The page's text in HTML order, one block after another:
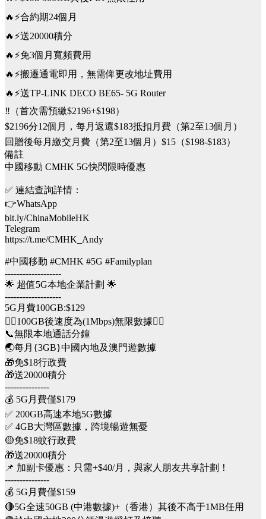
🔥⚡️合約期24個月
🔥⚡️送20000積分
🔥⚡️免3個月寬頻費用
🔥⚡️搬遷通電即用，無需俾更改地址費用
🔥⚡️送TP-LINK DECO BE65- 5G Router
‼️（首次需預繳$2196+$198）
$2196分12個月，每月返還$183抵扣月費（第2至13個月）
回贈後每月繳交月費（第2至13個月）$15（$198-$183）
備註
中國移動 CMHK 5G快閃限時優惠
✅ 連結查詢詳情：
👉WhatsApp
bit.ly/ChinaMobileHK
Telegram
https://t.me/CMHK_Andy
#中國移動 #CMHK #5G #Familyplan
-------------------
🌟 超值5G本地企業計劃 🌟
-------------------
5G月費100GB:$129
👉🏻100GB後速度為(1Mbps)無限數據👈🏻
📞無限本地通話分鐘
🌏每月{3GB}中國內地及澳門遊數據
🎁免$18行政費
🎁送20000積分
---------------
💰 5G月費僅$179
✅ 200GB高速本地5G數據
✅ 4GB大灣區數據，跨境暢遊無憂
🟡免$18蚊行政費
🎁送20000積分
📌 加副卡優惠：只需+$40/月，與家人朋友共享計劃！
---------------
💰 5G月費僅$159
🔴5G全速50GB (中港數據)+（香港）其後不高于1MB任用